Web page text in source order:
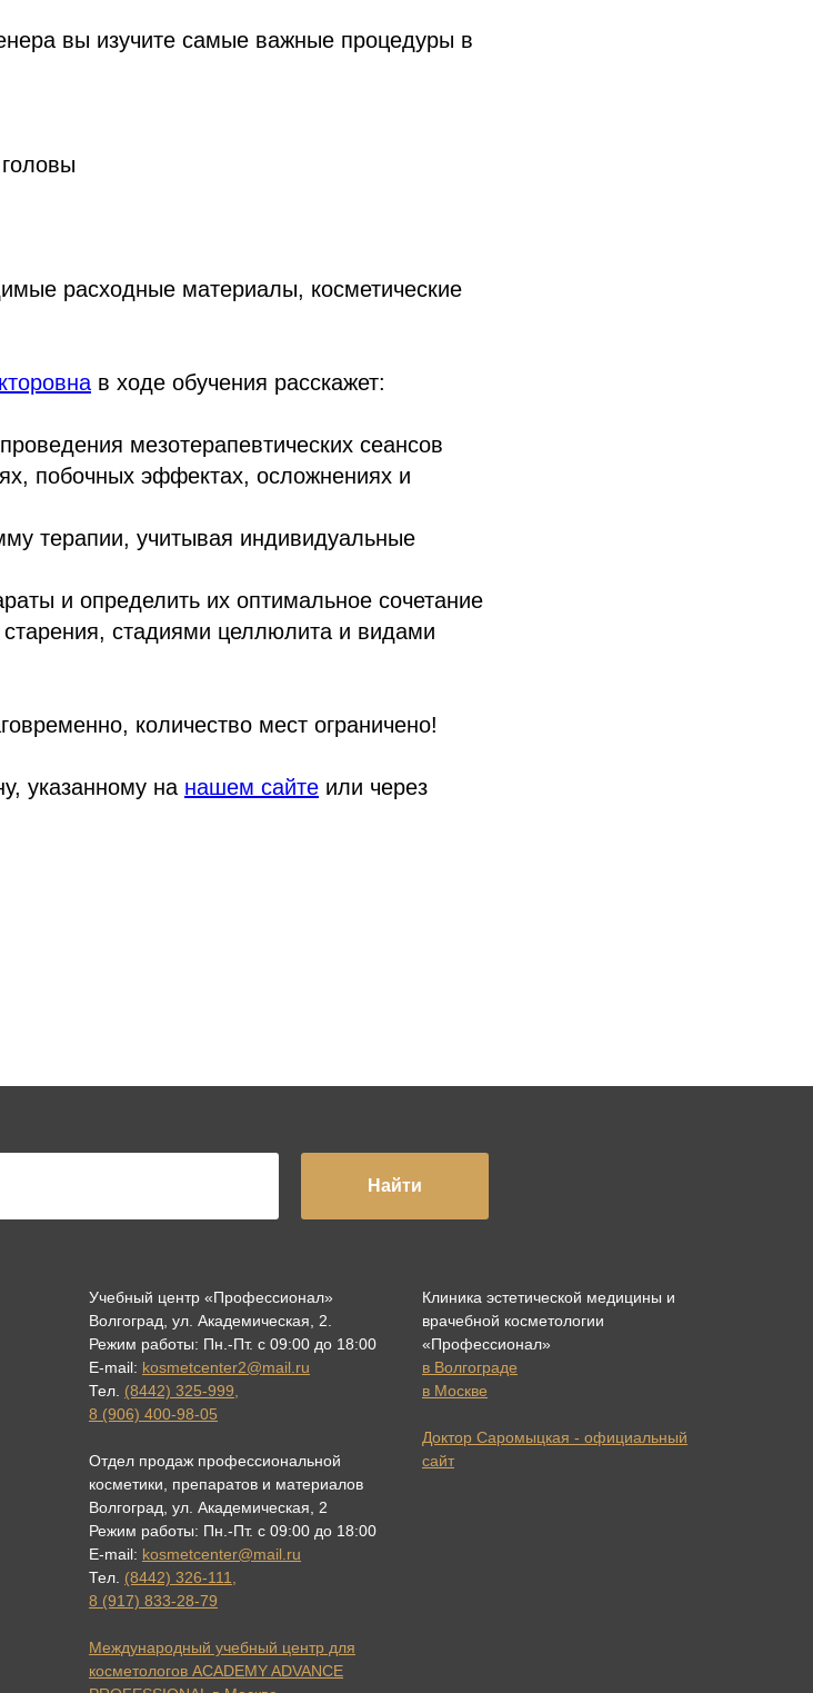
вы изучите самые важные процедуры в
расходные материалы, косметические
в ходе обучения расскажет:
мезотерапевтических сеансов
побочных эффектах, осложнениях и
терапии, учитывая индивидуальные
и определить их оптимальное сочетание
стадиями целлюлита и видами
количество мест ограничено!
указанному на нашем сайте или через
Найти
Учебный центр «Профессионал»
Волгоград, ул. Академическая, 2.
Режим работы: Пн.-Пт. с 09:00 до 18:00
E-mail: kosmetcenter2@mail.ru
Тел. (8442) 325-999
8 (906) 400-98-05
Отдел продаж профессиональной
косметики, препаратов и материалов
Волгоград, ул. Академическая, 2
Режим работы: Пн.-Пт. с 09:00 до 18:00
E-mail: kosmetcenter@mail.ru
Тел. (8442) 326-111
8 (917) 833-28-79
Международный учебный центр для
косметологов ACADEMY ADVANCE
Клиника эстетической медицины и
врачебной косметологии
«Профессионал»
в Волгограде
в Москве
Доктор Саромыцкая - официальный
сайт